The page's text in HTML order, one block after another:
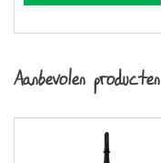
Aanbevolen producten